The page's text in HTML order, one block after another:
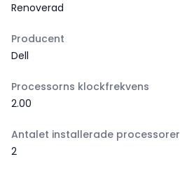
Renoverad
Producent
Dell
Processorns klockfrekvens
2.00
Antalet installerade processorer
2